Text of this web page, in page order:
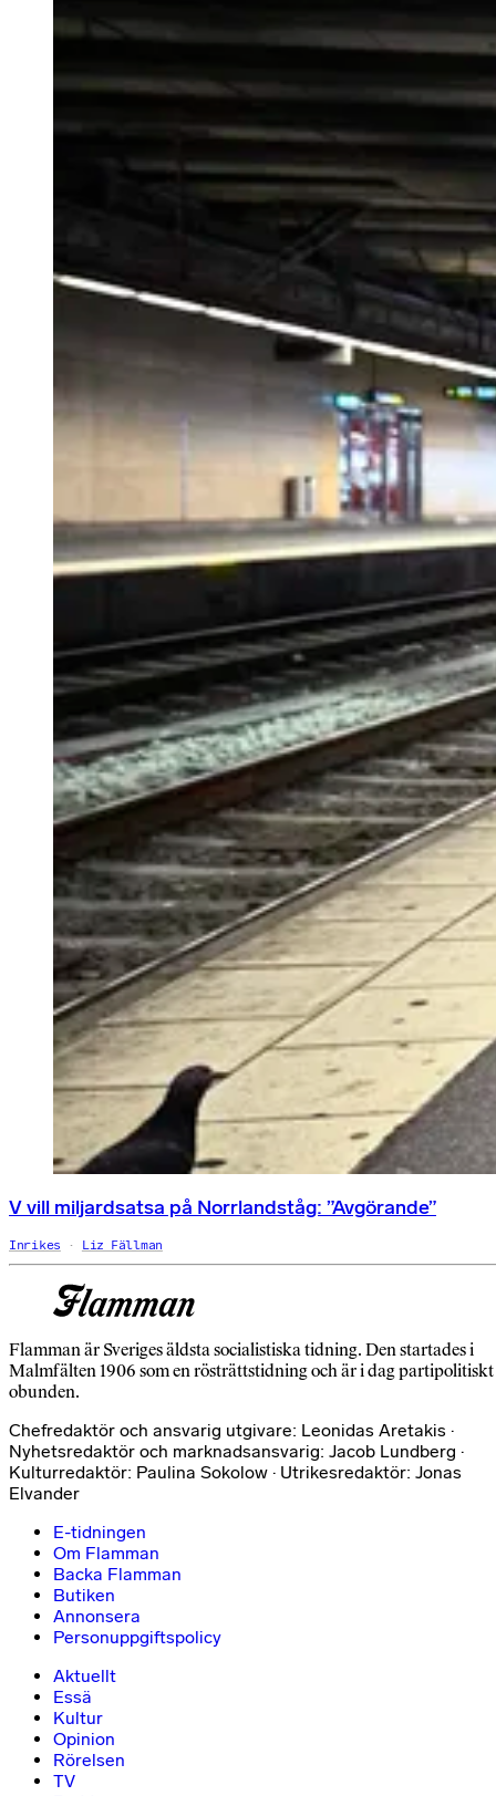
V vill miljardsatsa på Norrlandståg: ”Avgörande”
Inrikes Liz Fällman
Flamman är Sveriges äldsta socialistiska tidning. Den startades i
Malmfälten 1906 som en rösträttstidning och är i dag partipolitiskt
obunden.
Chefredaktör och ansvarig utgivare: Leonidas Aretakis ·
Nyhetsredaktör och marknadsansvarig: Jacob Lundberg ·
Kulturredaktör: Paulina Sokolow · Utrikesredaktör: Jonas
Elvander
E-tidningen
Om Flamman
Backa Flamman
Butiken
Annonsera
Personuppgiftspolicy
Aktuellt
Essä
Kultur
Opinion
Rörelsen
TV